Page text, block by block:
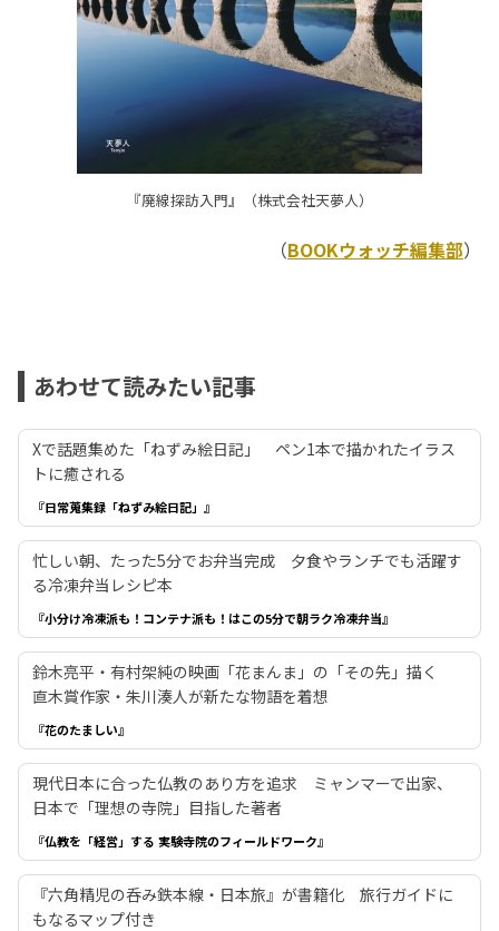
『廃線探訪入門』（株式会社天夢人）
（BOOKウォッチ編集部）
あわせて読みたい記事
Xで話題集めた「ねずみ絵日記」 ペン1本で描かれたイラス
トに癒される
『日常蒐集録「ねずみ絵日記」』
忙しい朝、たった5分でお弁当完成 夕食やランチでも活躍す
る冷凍弁当レシピ本
『小分け冷凍派も！コンテナ派も！はこの5分で朝ラク冷凍弁当』
鈴木亮平・有村架純の映画「花まんま」の「その先」描く
直木賞作家・朱川湊人が新たな物語を着想
『花のたましい』
現代日本に合った仏教のあり方を追求 ミャンマーで出家、
日本で「理想の寺院」目指した著者
『仏教を「経営」する 実験寺院のフィールドワーク』
『六角精児の呑み鉄本線・日本旅』が書籍化 旅行ガイドに
もなるマップ付き